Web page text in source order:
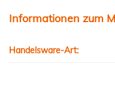
Informationen zum
Handelsware-Art: